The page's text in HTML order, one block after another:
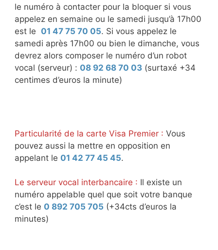
le numéro à contacter pour la bloquer si vous
appelez en semaine ou le samedi jusqu’à 17h00
est le 01 47 75 70 05. Si vous appelez le
samedi après 17h00 ou bien le dimanche, vous
devrez alors composer le numéro d’un robot
vocal (serveur) : 08 92 68 70 03 (surtaxé +34
centimes d’euros la minute)
Particularité de la carte Visa Premier : Vous
pouvez aussi la mettre en opposition en
appelant le 01 42 77 45 45.
Le serveur vocal interbancaire : Il existe un
numéro appelable quel que soit votre banque
c’est le 0 892 705 705 (+34cts d’euros la
minutes)